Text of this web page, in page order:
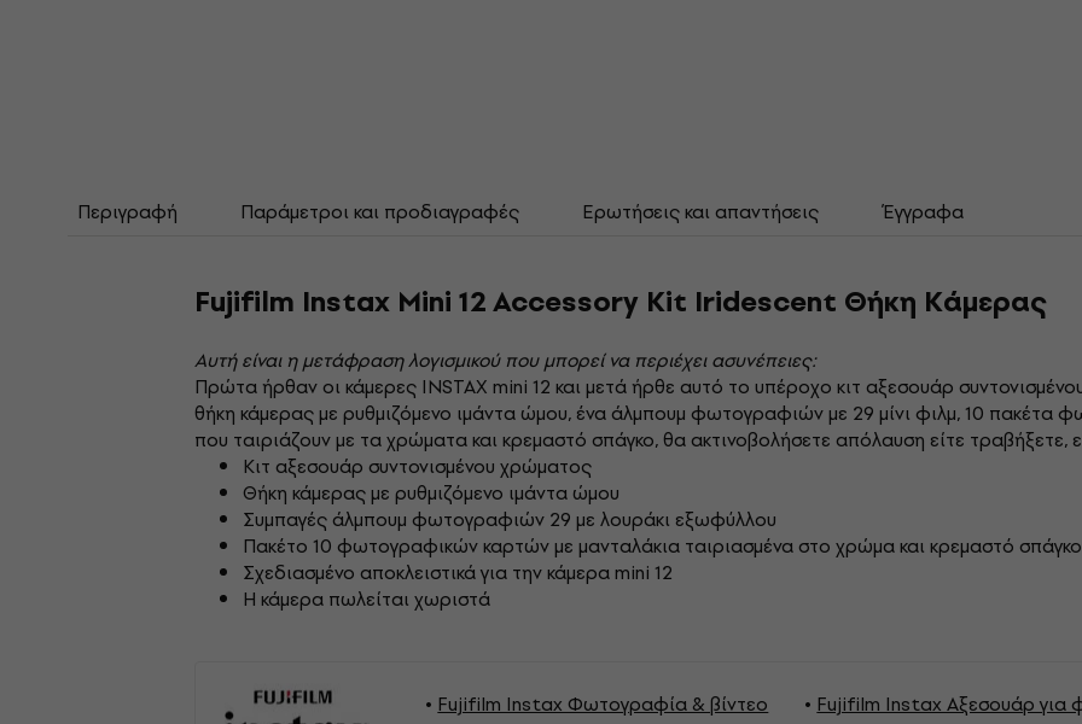
Περιγραφή Παράμετροι και προδιαγραφές Ερωτήσεις και απαντήσεις Έγγραφα
Fujifilm Instax Mini 12 Accessory Kit Iridescent Θήκη Κάμερας
Αυτή είναι η μετάφραση λογισμικού που μπορεί να περιέχει ασυνέπειες:
Πρώτα ήρθαν οι κάμερες INSTAX mini 12 και μετά ήρθε αυτό το υπέροχο κιτ αξεσουάρ
θήκη κάμερας με ρυθμιζόμενο ιμάντα ώμου, ένα άλμπουμ φωτογραφιών με 29 μίνι φιλμ, 10 πακέτα
που ταιριάζουν με τα χρώματα και κρεμαστό σπάγκο, θα ακτινοβολήσετε απόλαυση είτε τραβήξετε,
Κιτ αξεσουάρ συντονισμένου χρώματος
Θήκη κάμερας με ρυθμιζόμενο ιμάντα ώμου
Συμπαγές άλμπουμ φωτογραφιών 29 με λουράκι εξωφύλλου
Πακέτο 10 φωτογραφικών καρτών με μανταλάκια ταιριασμένα στο χρώμα και κρεμαστό σπάγκο
Σχεδιασμένο αποκλειστικά για την κάμερα mini 12
Η κάμερα πωλείται χωριστά
Fujifilm Instax Φωτογραφία & βίντεο
Fujifilm Instax Αξεσουάρ για